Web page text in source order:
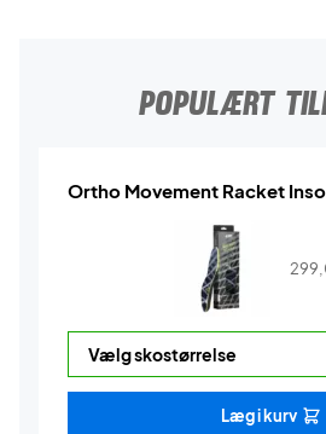
POPULÆRT
Ortho Movement Racket
Læg i kurv